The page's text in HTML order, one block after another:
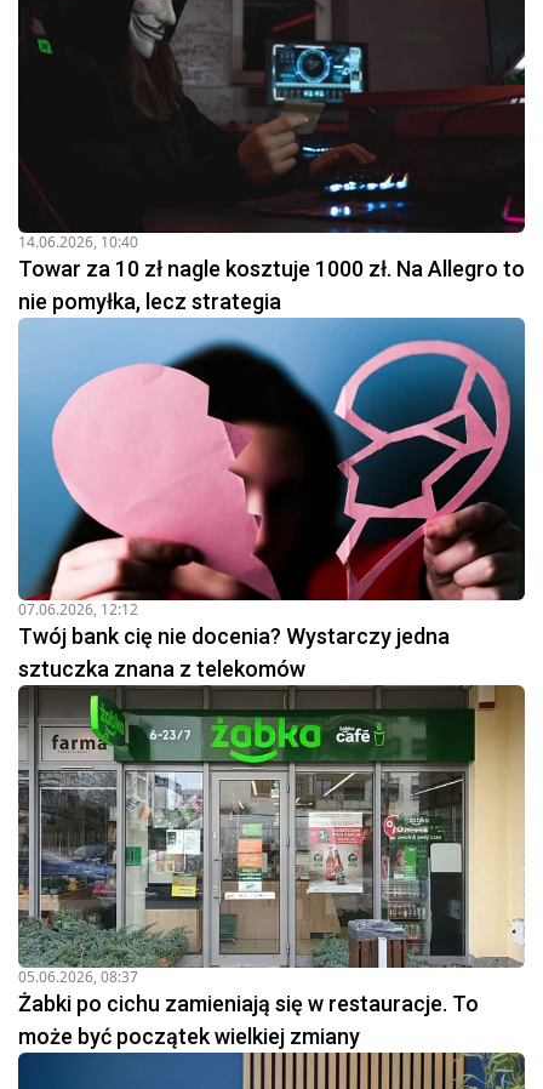
14.06.2026, 10:40
Towar za 10 zł nagle kosztuje 1000 zł. Na Allegro to
nie pomyłka, lecz strategia
07.06.2026, 12:12
Twój bank cię nie docenia? Wystarczy jedna
sztuczka znana z telekomów
05.06.2026, 08:37
Żabki po cichu zamieniają się w restauracje. To
może być początek wielkiej zmiany